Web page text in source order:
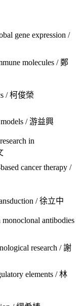
gene expression /
molecules / 鄭
/ 柯俊榮
/ 游益興
in
cancer therapy /
/ 徐立中
antibodies
research / 謝
elements / 林